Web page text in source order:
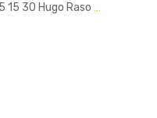
15 30 Hugo Raso …